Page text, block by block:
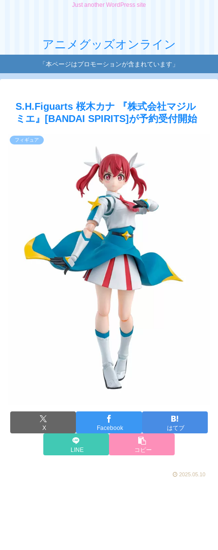
Just another WordPress site
アニメグッズオンライン
「本ページはプロモーションが含まれています」
S.H.Figuarts 桜木カナ 『株式会社マジル
ミエ』[BANDAI SPIRITS]が予約受付開始
フィギュア
X Facebook はてブ
LINE コピー
2025.05.10